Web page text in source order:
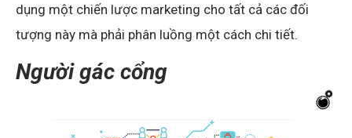
dụng một chiến lược marketing cho tất cả các đối
tượng này mà phải phân luồng một cách chi tiết.
Người gác cổng